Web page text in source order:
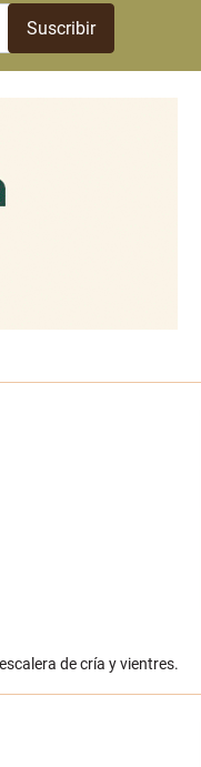
de cría y vientres.